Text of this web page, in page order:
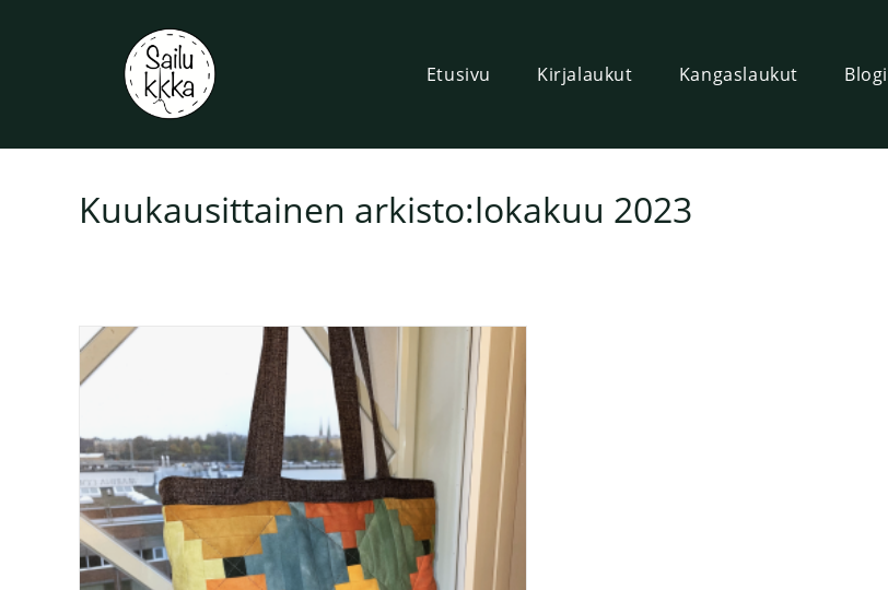
Etusivu Kirjalaukut Kangaslaukut Blogi
Kuukausittainen arkisto:lokakuu 2023